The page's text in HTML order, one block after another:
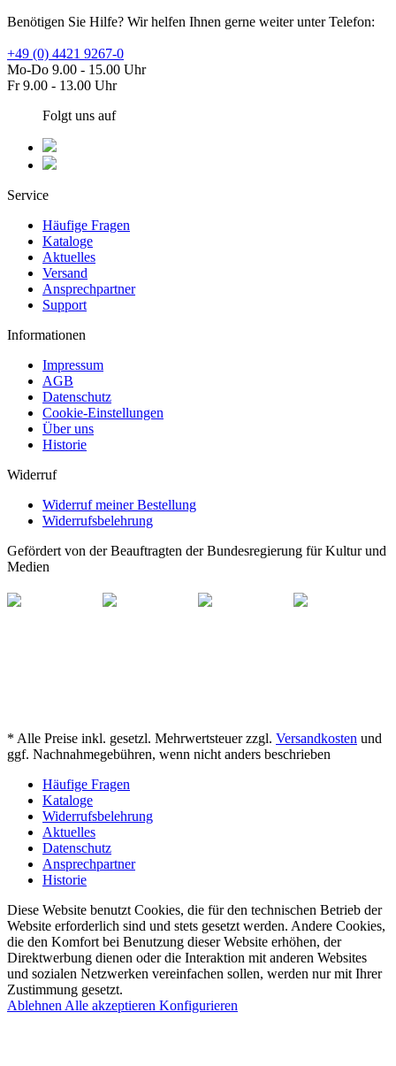
Benötigen Sie Hilfe? Wir helfen Ihnen gerne weiter unter Telefon:
+49 (0) 4421 9267-0
Mo-Do 9.00 - 15.00 Uhr
Fr 9.00 - 13.00 Uhr
Folgt uns auf
Service
Häufige Fragen
Kataloge
Aktuelles
Versand
Ansprechpartner
Support
Informationen
Impressum
AGB
Datenschutz
Cookie-Einstellungen
Über uns
Historie
Widerruf
Widerruf meiner Bestellung
Widerrufsbelehrung
Gefördert von der Beauftragten der Bundesregierung für Kultur und
Medien
* Alle Preise inkl. gesetzl. Mehrwertsteuer zzgl. Versandkosten und
ggf. Nachnahmegebühren, wenn nicht anders beschrieben
Häufige Fragen
Kataloge
Widerrufsbelehrung
Aktuelles
Datenschutz
Ansprechpartner
Historie
Diese Website benutzt Cookies, die für den technischen Betrieb der
Website erforderlich sind und stets gesetzt werden. Andere Cookies,
die den Komfort bei Benutzung dieser Website erhöhen, der
Direktwerbung dienen oder die Interaktion mit anderen Websites
und sozialen Netzwerken vereinfachen sollen, werden nur mit Ihrer
Zustimmung gesetzt.
Ablehnen Alle akzeptieren Konfigurieren